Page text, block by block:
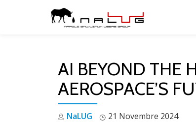
AI BEYOND THE
AEROSPACE’S
NaLUG 21 Novembre 2024